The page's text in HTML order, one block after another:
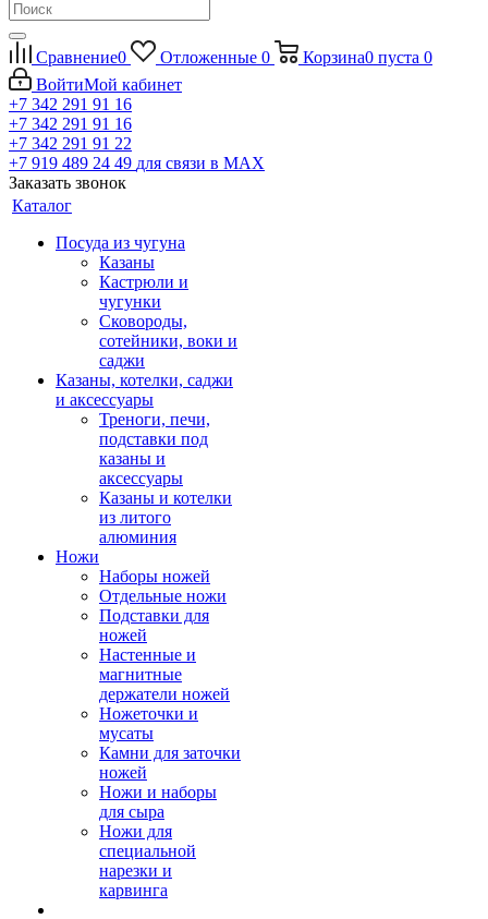
Сравнение0 Отложенные 0 Корзина0 пуста 0
ВойтиМой кабинет
+7 342 291 91 16
+7 342 291 91 16
+7 342 291 91 22
+7 919 489 24 49 для связи в МАХ
Заказать звонок
Каталог
Посуда из чугуна
Казаны
Кастрюли и
чугунки
Сковороды,
сотейники, воки и
саджи
Казаны, котелки, саджи
и аксессуары
Треноги, печи,
подставки под
казаны и
аксессуары
Казаны и котелки
из литого
алюминия
Ножи
Наборы ножей
Отдельные ножи
Подставки для
ножей
Настенные и
магнитные
держатели ножей
Ножеточки и
мусаты
Камни для заточки
ножей
Ножи и наборы
для сыра
Ножи для
специальной
нарезки и
карвинга